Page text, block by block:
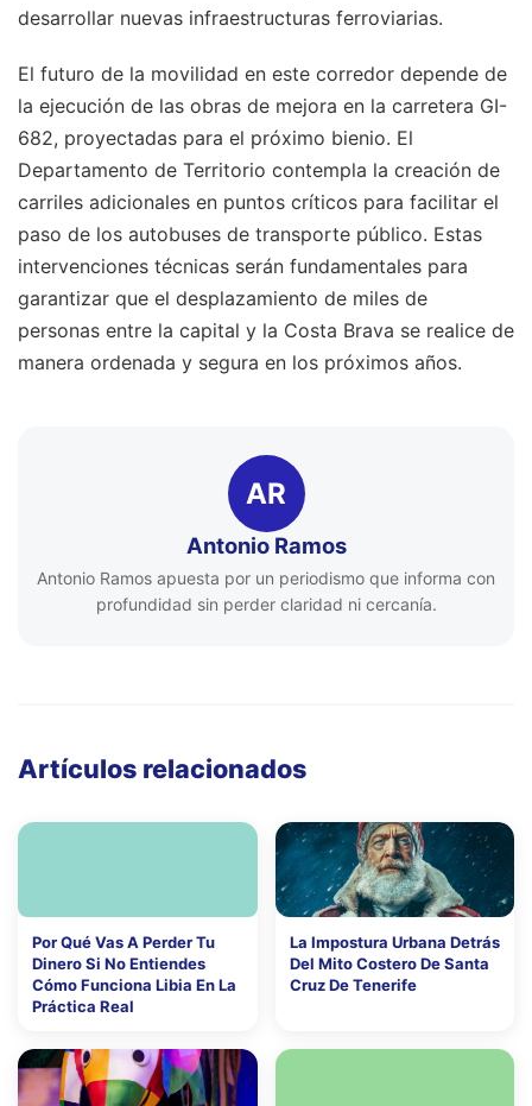
desarrollar nuevas infraestructuras ferroviarias.
El futuro de la movilidad en este corredor depende de
la ejecución de las obras de mejora en la carretera GI-
682, proyectadas para el próximo bienio. El
Departamento de Territorio contempla la creación de
carriles adicionales en puntos críticos para facilitar el
paso de los autobuses de transporte público. Estas
intervenciones técnicas serán fundamentales para
garantizar que el desplazamiento de miles de
personas entre la capital y la Costa Brava se realice de
manera ordenada y segura en los próximos años.
AR
Antonio Ramos
Antonio Ramos apuesta por un periodismo que informa con
profundidad sin perder claridad ni cercanía.
Artículos relacionados
Por Qué Vas A Perder Tu
Dinero Si No Entiendes
Cómo Funciona Libia En La
Práctica Real
La Impostura Urbana Detrás
Del Mito Costero De Santa
Cruz De Tenerife